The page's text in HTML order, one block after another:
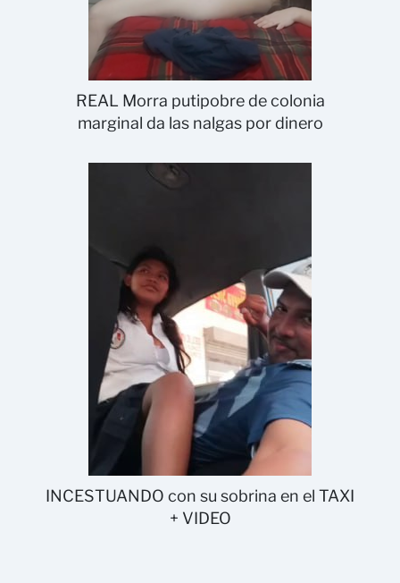
REAL Morra putipobre de colonia
marginal da las nalgas por dinero
INCESTUANDO con su sobrina en el TAXI
+ VIDEO